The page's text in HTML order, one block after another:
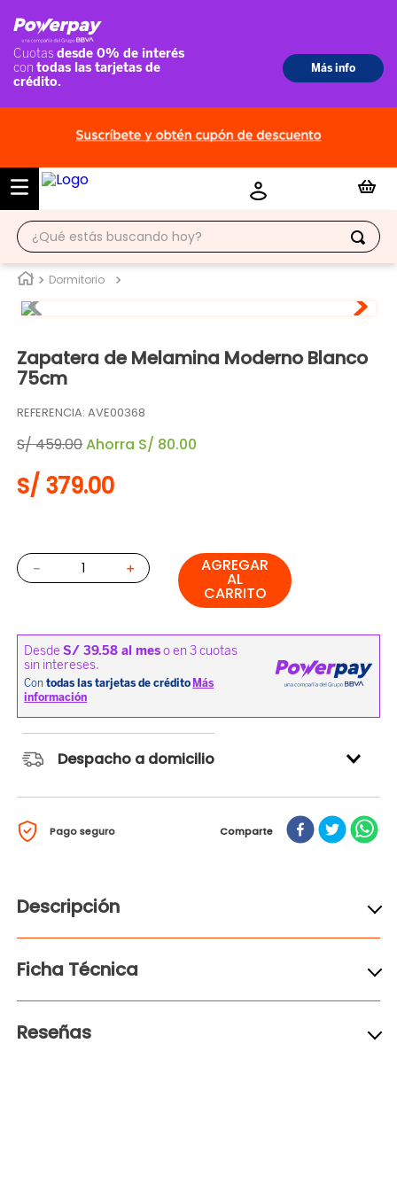
¿Qué estás buscando hoy?
Dormitorio
Zapatera de Melamina Moderno Blanco
75cm
REFERENCIA:AVE00368
S/459.00Ahorra S/ 80.00
S/ 379.00
＋
－ AGREGAR
AL
CARRITO
Despacho a domicilio
Pago seguro Comparte
Descripción
Ficha Técnica
Reseñas